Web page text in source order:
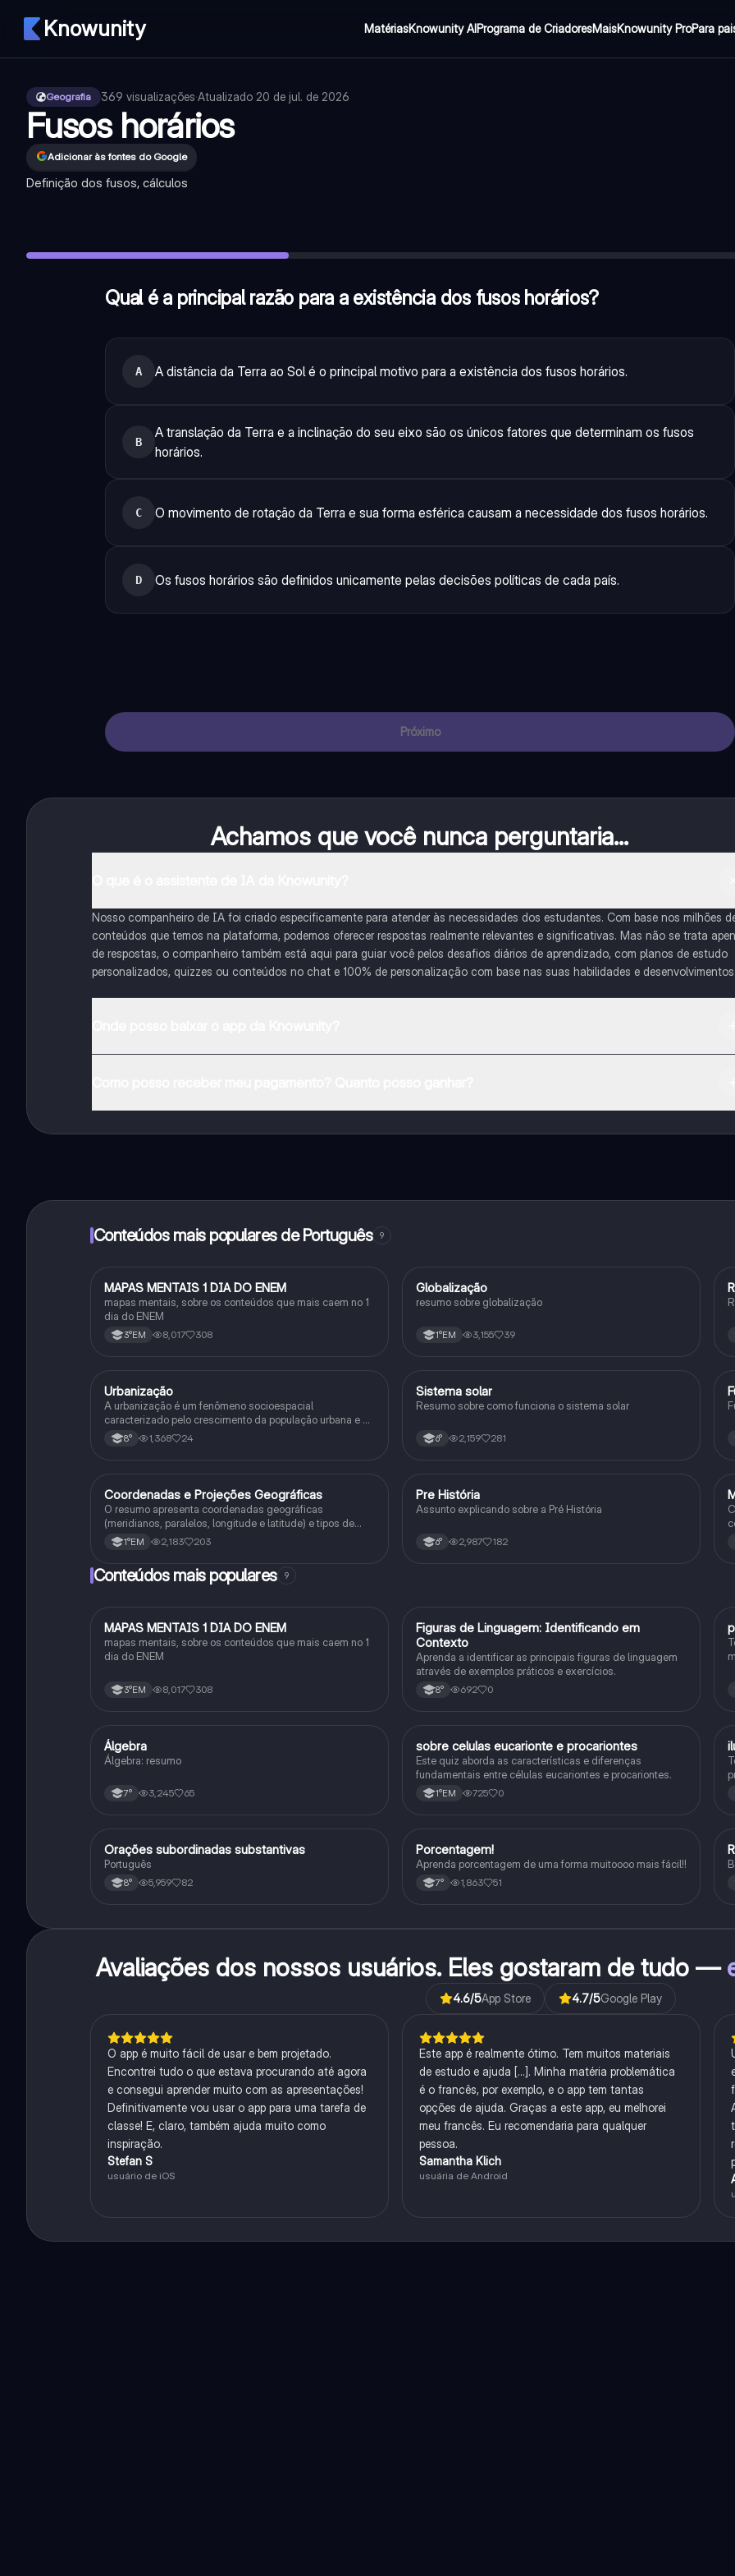
Knowunity MatériasKnowunity AIPrograma de CriadoresMaisKnowunity ProPara
Geografia 369 visualizações·Atualizado 20 de jul. de 2026
Fusos horários
Adicionar às fontes do Google
Definição dos fusos, cálculos
Qual é a principal razão para a existência dos fusos horários?
A A distância da Terra ao Sol é o principal motivo para a existência dos fusos horários.
B
A translação da Terra e a inclinação do seu eixo são os únicos fatores que determinam os fusos
horários.
C O movimento de rotação da Terra e sua forma esférica causam a necessidade dos fusos horários.
D Os fusos horários são definidos unicamente pelas decisões políticas de cada país.
Próximo
O movimento de rotação da Terra e sua forma esférica
Os fusos horários existem devido à forma esférica da Terra e ao movimento de rotação, que fazem com que a luz solar
Achamos que você nunca perguntaria...
Nosso companheiro de IA foi criado especificamente para atender às necessidades dos estudantes. Com base nos milhões
conteúdos que temos na plataforma, podemos oferecer respostas realmente relevantes e significativas. Mas não se trata
de respostas, o companheiro também está aqui para guiar você pelos desafios diários de aprendizado, com planos de estudo
personalizados, quizzes ou conteúdos no chat e 100% de personalização com base nas suas habilidades e desenvolvimentos.
funcionalidades da aplicação, pode adquirir o Knowunity Pro.
Conteúdos mais populares de Português 9
Português
MAPAS MENTAIS 1 DIA DO ENEM
mapas mentais, sobre os conteúdos que mais caem no 1
dia do ENEM
3°EM 8,017 308
Geografia
Globalização
resumo sobre globalização
1°EM 3,155 39
Geografia
Urbanização
A urbanização é um fenômeno socioespacial
caracterizado pelo crescimento da população urbana e a
expansão do urbano. Industrialização e êxodo rural são
suas principais causas.
8° 1,368 24
Geografia
Sistema solar
Resumo sobre como funciona o sistema solar
6° 2,159 281
Geografia
Coordenadas e Projeções Geográficas
O resumo apresenta coordenadas geográficas
(meridianos, paralelos, longitude e latitude) e tipos de
projeções cartográficas (projeção cilíndrica, azimutal etc).
1°EM 2,183 203
Geografia
Pre História
Assunto explicando sobre a Pré História
6° 2,987 182
Conteúdos mais populares 9
Português
MAPAS MENTAIS 1 DIA DO ENEM
mapas mentais, sobre os conteúdos que mais caem no 1
dia do ENEM
3°EM 8,017 308
FPortuguês
Figuras de Linguagem: Identificando em
Contexto
Aprenda a identificar as principais figuras de linguagem
através de exemplos práticos e exercícios.
8° 692 0
Matematica
Álgebra
Álgebra: resumo
7° 3,245 65
Biologia
sobre celulas eucarionte e procariontes
Este quiz aborda as características e diferenças
fundamentais entre células eucariontes e procariontes.
1°EM 725 0
Português
Orações subordinadas substantivas
Português
8° 5,959 82
Matematica
Porcentagem!
Aprenda porcentagem de uma forma muitoooo mais fácil!!
7° 1,863 51
Avaliações dos nossos usuários. Eles gostaram de tudo —
4.6/5App Store 4.7/5Google Play
O app é muito fácil de usar e bem projetado.
Encontrei tudo o que estava procurando até agora
e consegui aprender muito com as apresentações!
Definitivamente vou usar o app para uma tarefa de
classe! E, claro, também ajuda muito como
inspiração.
Stefan S
usuário de iOS
Este app é realmente ótimo. Tem muitos materiais
de estudo e ajuda [...]. Minha matéria problemática
é o francês, por exemplo, e o app tem tantas
opções de ajuda. Graças a este app, eu melhorei
meu francês. Eu recomendaria para qualquer
pessoa.
Samantha Klich
usuária de Android